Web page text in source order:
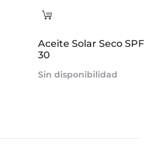
Leer
Aceite Solar Seco SPF
30
Sin disponibilidad